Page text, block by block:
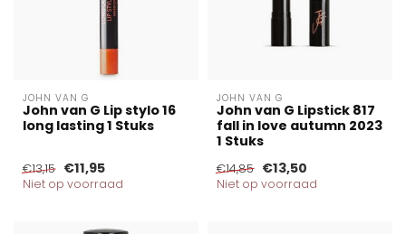
JOHN VAN G
John van G Lip stylo 16
long lasting 1 Stuks
€13,15 €11,95
Niet op voorraad
JOHN VAN G
John van G Lipstick 817
fall in love autumn 2023
1 Stuks
€14,85 €13,50
Niet op voorraad